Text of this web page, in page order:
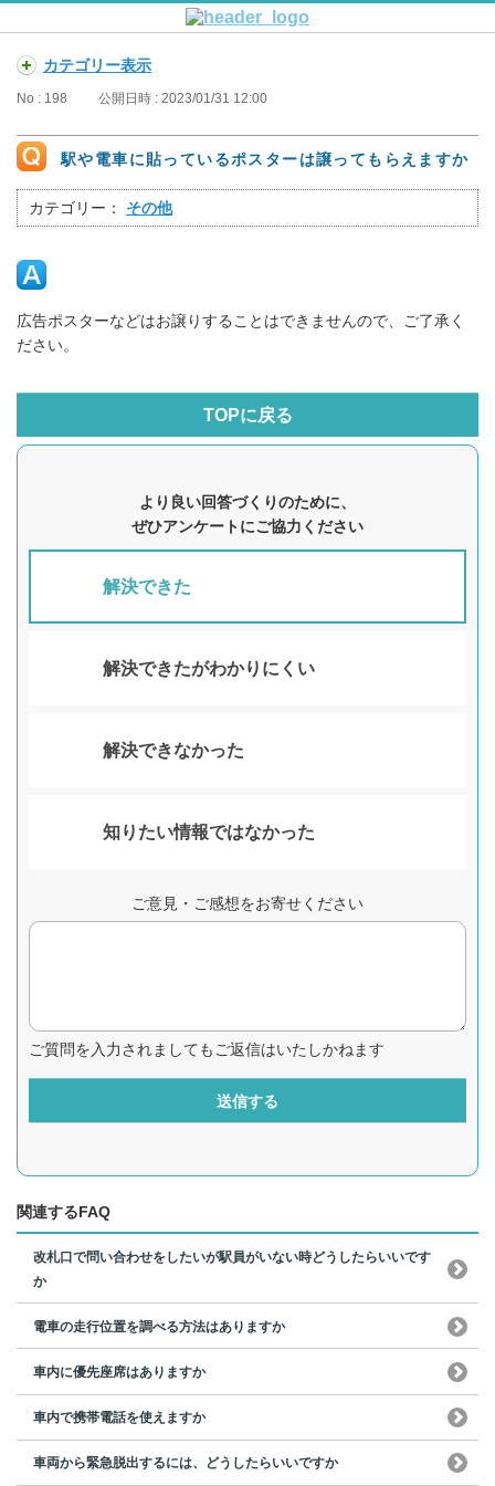
カテゴリー表示
No : 198 公開日時 : 2023/01/31 12:00
駅や電車に貼っているポスターは譲ってもらえますか
カテゴリー： その他
広告ポスターなどはお譲りすることはできませんので、ご了承く
ださい。
TOPに戻る
より良い回答づくりのために、
ぜひアンケートにご協力ください
解決できた
解決できたがわかりにくい
解決できなかった
知りたい情報ではなかった
ご意見・ご感想をお寄せください
ご質問を入力されましてもご返信はいたしかねます
送信する
関連するFAQ
改札口で問い合わせをしたいが駅員がいない時どうしたらいいです
か
電車の走行位置を調べる方法はありますか
車内に優先座席はありますか
車内で携帯電話を使えますか
車両から緊急脱出するには、どうしたらいいですか